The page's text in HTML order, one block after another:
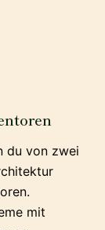
du von zwei
mit